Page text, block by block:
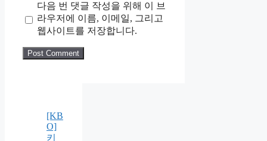
다음 번 댓글 작성을 위해 이 브
라우저에 이름, 이메일, 그리고
웹사이트를 저장합니다.
[KB
O]
키